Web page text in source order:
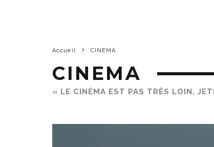
Accueil CINEMA
CINEMA
« LE CINÉMA EST PAS TRÈS LOIN,